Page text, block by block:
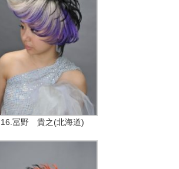
16.冨野 貴之(北海道)